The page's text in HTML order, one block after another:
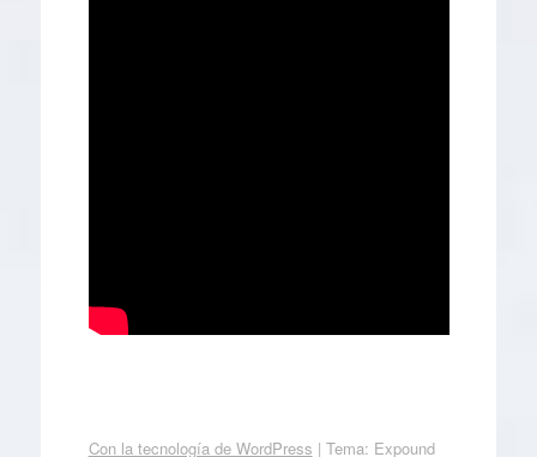
Con la tecnología de WordPress | Tema: Expound